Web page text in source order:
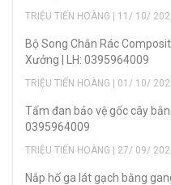
TRIỆU TIẾN HOÀNG | 11/ 10/
Bộ Song Chắn Rác
Xưởng | LH: 0395964009
TRIỆU TIẾN HOÀNG | 01/ 10/
Tấm đan bảo vệ gốc cây
0395964009
TRIỆU TIẾN HOÀNG | 27/ 09/
Nắp hố ga lát gạch bằng